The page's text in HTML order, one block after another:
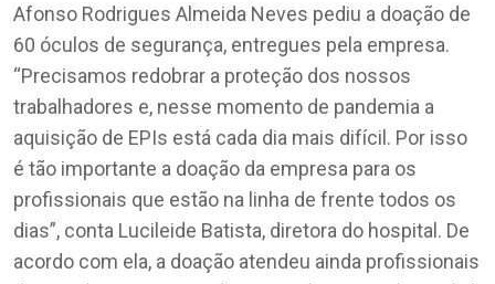
Afonso Rodrigues Almeida Neves pediu a doação de
60 óculos de segurança, entregues pela empresa.
“Precisamos redobrar a proteção dos nossos
trabalhadores e, nesse momento de pandemia a
aquisição de EPIs está cada dia mais difícil. Por isso
é tão importante a doação da empresa para os
profissionais que estão na linha de frente todos os
dias”, conta Lucileide Batista, diretora do hospital. De
acordo com ela, a doação atendeu ainda profissionais